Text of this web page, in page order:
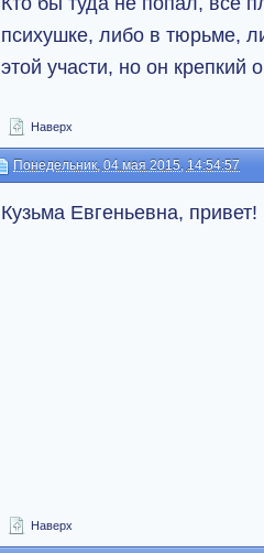
психушке, либо в тюрьме,
этой участи, но он крепкий
Наверх
Понедельник, 04 мая 2015, 14:54:57
Кузьма Евгеньевна,
Наверх